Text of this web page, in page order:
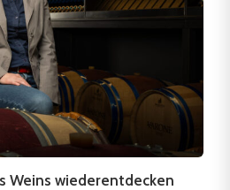
Weins wiederentdecken